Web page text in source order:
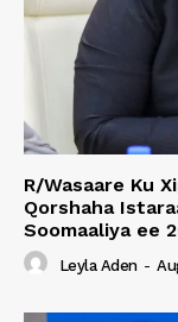
R/Wasaare Ku
Qorshaha
Soomaaliya ee
Leyla Aden -